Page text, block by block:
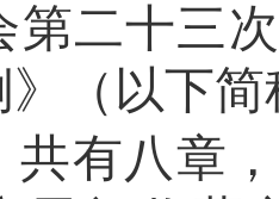
第二十三
（以下
共有八章